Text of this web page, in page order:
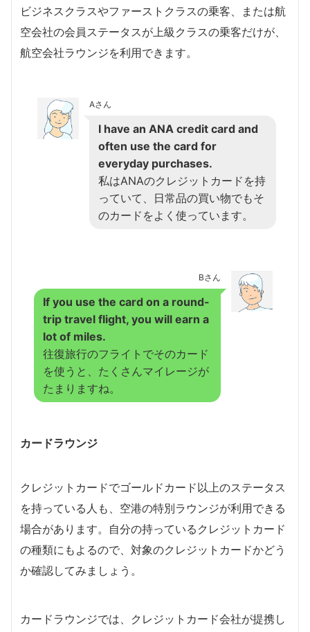
ビジネスクラスやファーストクラスの乗客、または航
空会社の会員ステータスが上級クラスの乗客だけが、
航空会社ラウンジを利用できます。
Aさん
I have an ANA credit card and
often use the card for
everyday purchases.
私はANAのクレジットカードを持
っていて、日常品の買い物でもそ
のカードをよく使っています。
Bさん
If you use the card on a round-
trip travel flight, you will earn a
lot of miles.
往復旅行のフライトでそのカード
を使うと、たくさんマイレージが
たまりますね。
カードラウンジ
クレジットカードでゴールドカード以上のステータス
を持っている人も、空港の特別ラウンジが利用できる
場合があります。自分の持っているクレジットカード
の種類にもよるので、対象のクレジットカードかどう
か確認してみましょう。
カードラウンジでは、クレジットカード会社が提携し